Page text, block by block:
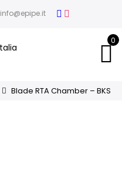
info@epipe.it
0
Blade RTA Chamber – BKS